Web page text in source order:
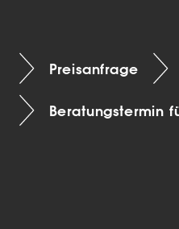
Preisanfrage
Beratungstermin